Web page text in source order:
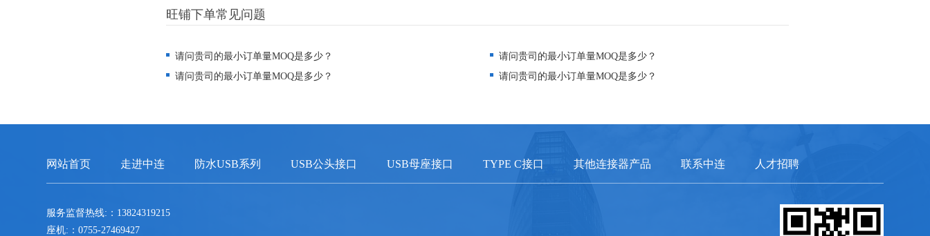
旺铺下单常见问题
请问贵司的最小订单量MOQ是多少？
请问贵司的最小订单量MOQ是多少？
请问贵司的最小订单量MOQ是多少？
请问贵司的最小订单量MOQ是多少？
网站首页 走进中连 防水USB系列 USB公头接口 USB母座接口 TYPE C接口 其他连接器产品 联系中连 人才招聘
服务监督热线:：13824319215
座机:：0755-27469427